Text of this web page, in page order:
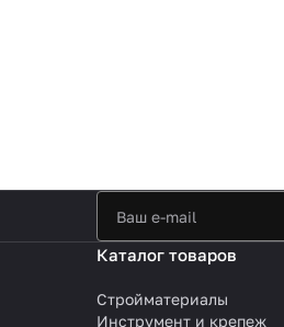
Каталог товаров
Стройматериалы
Инструмент и крепеж